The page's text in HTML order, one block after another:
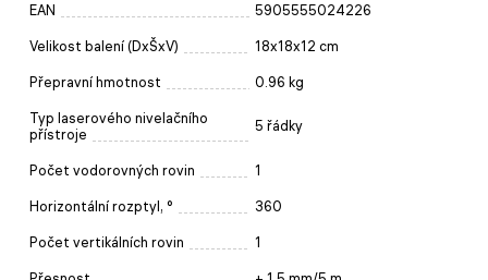
EAN 5905555024226
Velikost balení (DxŠxV) 18x18x12 cm
Přepravní hmotnost 0.96 kg
Typ laserového nivelačního
přístroje
5 řádky
Počet vodorovných rovin 1
Horizontální rozptyl, ° 360
Počet vertikálních rovin 1